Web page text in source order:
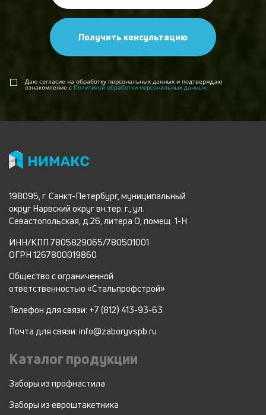
Получить консультацию
Даю согласие на обработку персональных данных и подтверждаю
ознакомление с Политикой обработки персональных данных.
198095, г. Санкт-Петербург, муниципальный
округ Нарвский округ вн.тер. г., ул.
Севастопольская, д.26, литера О, помещ. 1-Н
ИНН/КПП 7805829065/780501001
ОГРН 1267800019860
Общество с ограниченной
ответственностью «Стальпрофстрой»
Телефон для связи: +7 (812) 413-93-63
Почта для связи: info@zaboryvspb.ru
Каталог продукции
Заборы из профнастила
Заборы из евроштакетника